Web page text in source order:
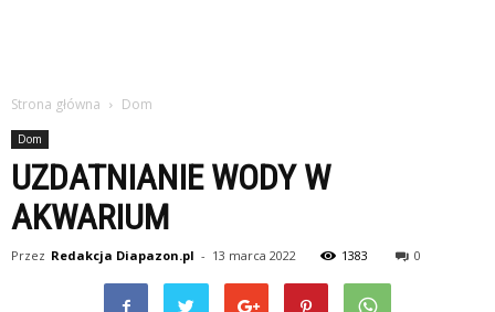
Strona główna Dom
Dom
UZDATNIANIE WODY W
AKWARIUM
Przez Redakcja Diapazon.pl - 13 marca 2022 1383 0